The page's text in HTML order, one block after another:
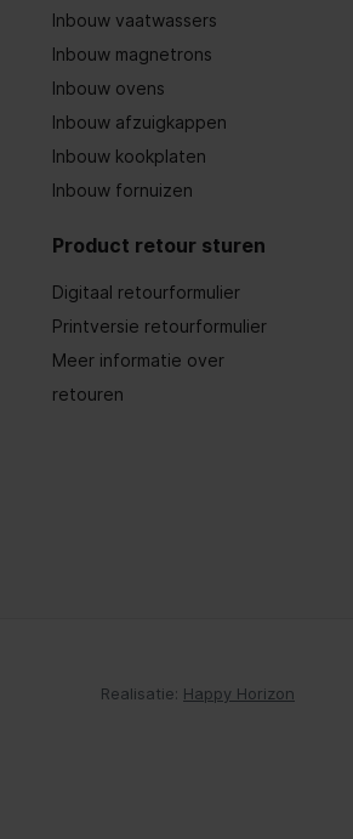
Inbouw vaatwassers
Inbouw magnetrons
Inbouw ovens
Inbouw afzuigkappen
Inbouw kookplaten
Inbouw fornuizen
Product retour sturen
Digitaal retourformulier
Printversie retourformulier
Meer informatie over
retouren
Realisatie: Happy Horizon